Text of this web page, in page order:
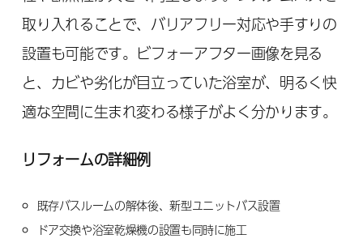
取り入れることで、バリアフリー対応や手すりの
設置も可能です。ビフォーアフター画像を見る
と、カビや劣化が目立っていた浴室が、明るく快
適な空間に生まれ変わる様子がよく分かります。
リフォームの詳細例
既存バスルームの解体後、新型ユニットバス設置
ドア交換や浴室乾燥機の設置も同時に施工